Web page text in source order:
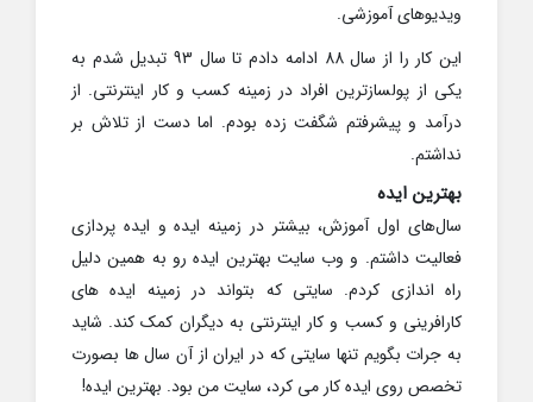
ویدیوهای آموزشی.
این کار را از سال 88 ادامه دادم تا سال 93 تبدیل شدم به
یکی از پولسازترین افراد در زمینه کسب و کار اینترنتی. از
درآمد و پیشرفتم شگفت زده بودم. اما دست از تلاش بر
نداشتم.
بهترین ایده
سال‌های اول آموزش، بیشتر در زمینه ایده و ایده پردازی
فعالیت داشتم. و وب سایت بهترین ایده رو به همین دلیل
راه اندازی کردم. سایتی که بتواند در زمینه ایده های
کارافرینی و کسب و کار اینترنتی به دیگران کمک کند. شاید
به جرات بگویم تنها سایتی که در ایران از آن سال ها بصورت
تخصص روی ایده کار می کرد، سایت من بود. بهترین ایده!